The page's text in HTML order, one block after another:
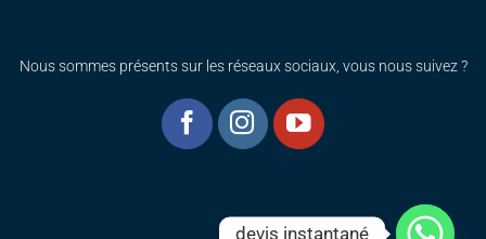
Nous sommes présents sur les réseaux sociaux, vous nous suivez ?
devis instantané